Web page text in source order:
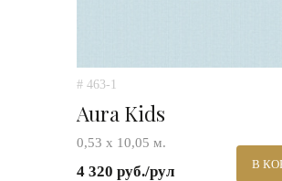
# 463-1
Aura Kids
0,53 х 10,05 м.
4 320 руб./рул В